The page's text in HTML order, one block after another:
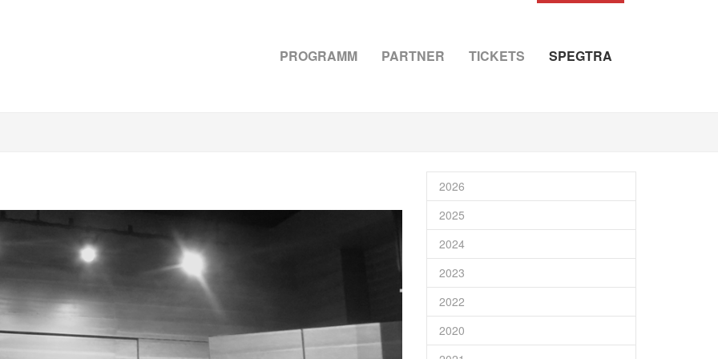
PROGRAMM PARTNER TICKETS SPEGTRA
2026
2025
2024
2023
2022
2020